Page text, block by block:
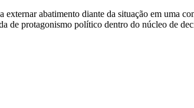
abatimento diante da situação em uma
de protagonismo político dentro do núcleo de